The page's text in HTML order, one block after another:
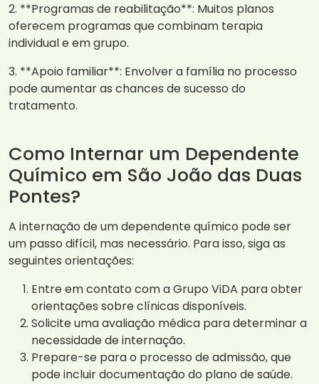
2. **Programas de reabilitação**: Muitos planos
oferecem programas que combinam terapia
individual e em grupo.
3. **Apoio familiar**: Envolver a família no processo
pode aumentar as chances de sucesso do
tratamento.
Como Internar um Dependente
Químico em São João das Duas
Pontes?
A internação de um dependente químico pode ser
um passo difícil, mas necessário. Para isso, siga as
seguintes orientações:
Entre em contato com a Grupo ViDA para obter
orientações sobre clínicas disponíveis.
Solicite uma avaliação médica para determinar a
necessidade de internação.
Prepare-se para o processo de admissão, que
pode incluir documentação do plano de saúde.